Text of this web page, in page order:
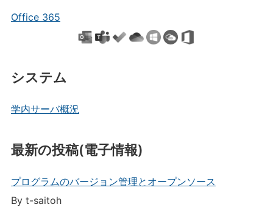
Office 365
システム
学内サーバ概況
最新の投稿(電子情報)
プログラムのバージョン管理とオープンソース
By t-saitoh